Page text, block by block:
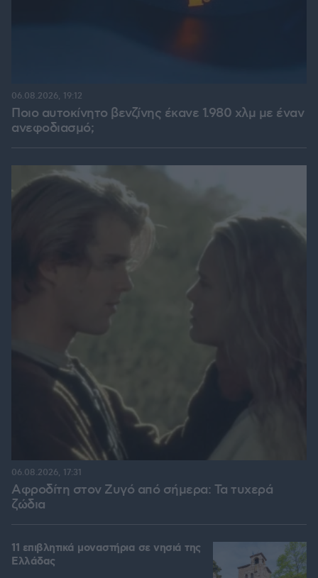
Ποιο αυτοκίνητο βενζίνης έκανε 1.980 χλμ με έναν
ανεφοδιασμό;
06.08.2026, 19:12
Αφροδίτη στον Ζυγό από σήμερα: Τα τυχερά
ζώδια
06.08.2026, 17:31
11 επιβλητικά μοναστήρια σε νησιά της
Ελλάδας